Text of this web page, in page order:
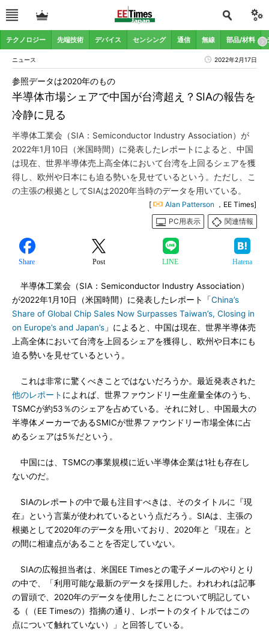
テクノロジー 先端技術 デバイス センシング 通信 無線 部品/材料
ニュース 2022年2月17日
半導体市場シェアで中国が台湾超え？SIAの報告を
冷静に見る
参照データは2020年のもの
半導体工業会（SIA：Semiconductor Industry Association）が
2022年1月10日（米国時間）に発表したレポートによると、中国
は現在、世界半導体売上高全体において台湾を上回るシェアを獲
得し、欧州や日本にも迫る勢いを見せているという。ただし、こ
の主張の根拠としてSIAは2020年当時のデータを用いている。
[ Alan Patterson ，EE Times]
PC用表示
関連情報
Share Post LINE Hatena
半導体工業会（SIA：Semiconductor Industry Association）
が2022年1月10日（米国時間）に発表したレポート「China’s
Share of Global Chip Sales Now Surpasses Taiwan’s, Closing in
on Europe’s and Japan’s 」によると、中国は現在、世界半導体売
上高全体において台湾を上回るシェアを獲得し、欧州や日本にも
迫る勢いを見せているという。
これは非常に驚くべきことではないだろうか。最近発表された
他のレポート によれば、世界ファウンドリー生産量全体のうち、
TSMCが約53％のシェアを占めている。それに対し、中国最大の
半導体メーカーであるSMICが世界ファウンドリー市場全体に占
めるシェアは5％だという。
中国には、TSMCの事業規模に近い半導体企業は1社も存在し
ないのだ。
SIAのレポートの中で最も注目すべきは、そのタイトルに『現
在』という言葉が使われているという点だろう。SIAは、主張の
根拠として2020年のデータを用いており、2020年と『現在』と
の間に相違点があることを否定していない。
SIAの広報担当者は、米国EE Timesとの電子メールのやりとり
の中で、「利用可能な最新のデータを採用した。われわれは記事
の冒頭で、2020年のデータを使用したことについて明記してい
る（（EE Timesの）指摘の通り、レポートのタイトルではこの
点について触れていない）」と回答している。